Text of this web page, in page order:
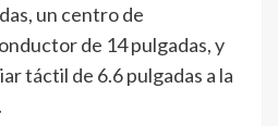
un centro de
de 14 pulgadas, y
táctil de 6.6 pulgadas a la